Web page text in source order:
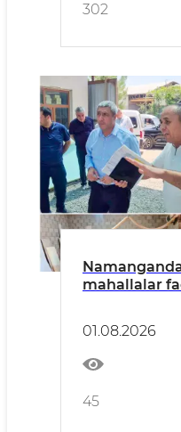
302
mahallalar
01.08.2026
45